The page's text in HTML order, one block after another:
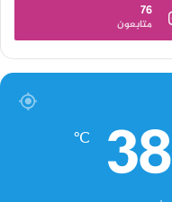
76
متابعون
38
℃